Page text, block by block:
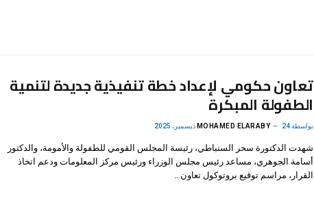
تعاون حكومي لإعداد خطة تنفيذية جديدة لتنمية
الطفولة المبكرة
بواسطة MOHAMED ELARABY 24 ديسمبر، 2025
شهدت الدكتورة سحر السنباطي، رئيسة المجلس القومي للطفولة والأمومة، والدكتور
أسامة الجوهري، مساعد رئيس مجلس الوزراء ورئيس مركز المعلومات ودعم اتخاذ
القرار، مراسم توقيع بروتوكول تعاون…